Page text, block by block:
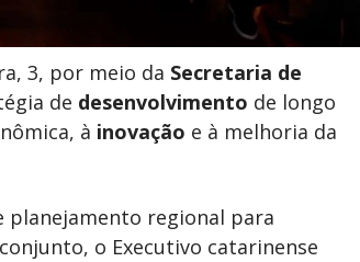
3, por meio da Secretaria de
de desenvolvimento de longo
à inovação e à melhoria da
planejamento regional para
o Executivo catarinense